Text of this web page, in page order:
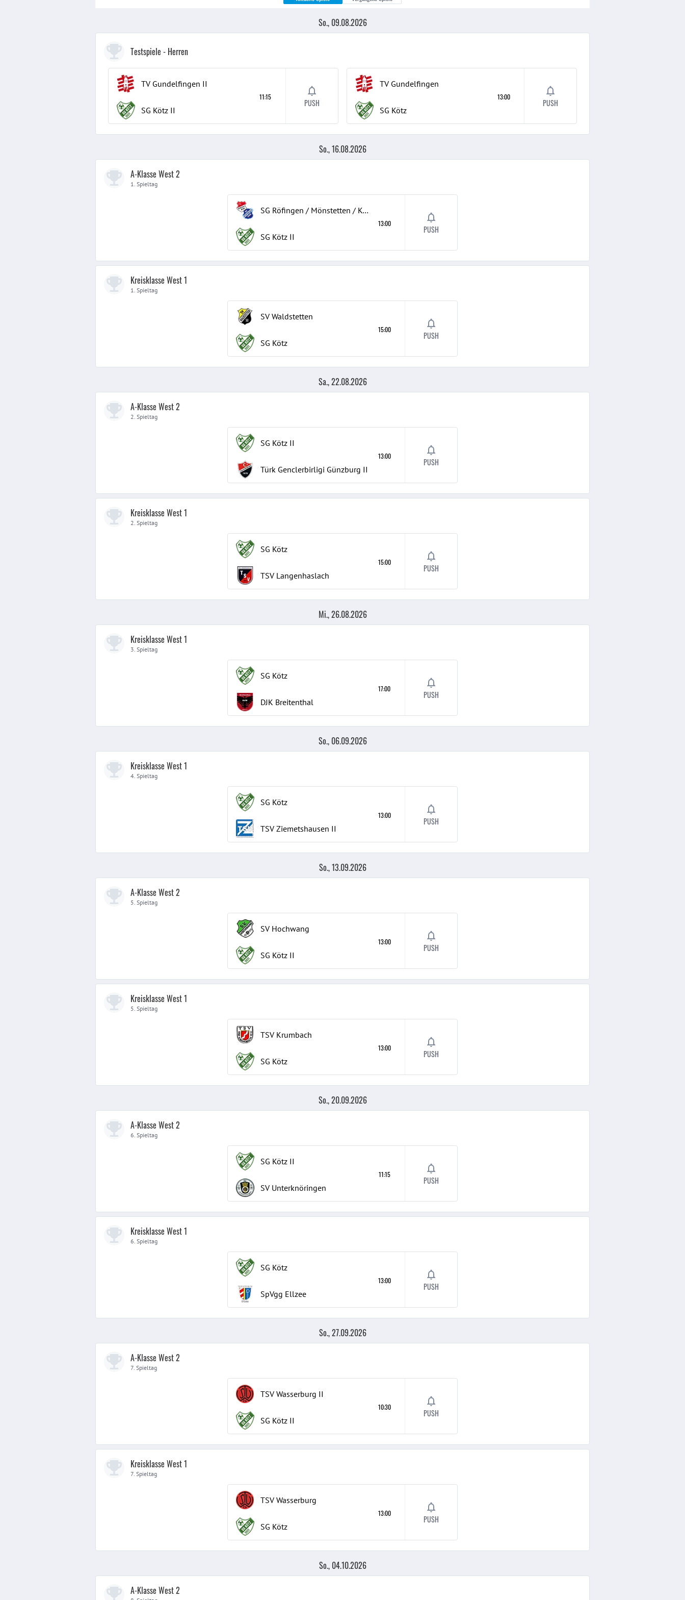
So., 09.08.2026
Testspiele - Herren
TV Gundelfingen II
SG Kötz II
11:15
PUSH
TV Gundelfingen
SG Kötz
13:00
PUSH
So., 16.08.2026
A-Klasse West 2
1. Spieltag
SG Röfingen / Mönstetten / Konzenberg
SG Kötz II
13:00
PUSH
Kreisklasse West 1
1. Spieltag
SV Waldstetten
SG Kötz
15:00
PUSH
Sa., 22.08.2026
A-Klasse West 2
2. Spieltag
SG Kötz II
Türk Genclerbirligi Günzburg II
13:00
PUSH
Kreisklasse West 1
2. Spieltag
SG Kötz
TSV Langenhaslach
15:00
PUSH
Mi., 26.08.2026
Kreisklasse West 1
3. Spieltag
SG Kötz
DJK Breitenthal
17:00
PUSH
So., 06.09.2026
Kreisklasse West 1
4. Spieltag
SG Kötz
TSV Ziemetshausen II
13:00
PUSH
So., 13.09.2026
A-Klasse West 2
5. Spieltag
SV Hochwang
SG Kötz II
13:00
PUSH
Kreisklasse West 1
5. Spieltag
TSV Krumbach
SG Kötz
13:00
PUSH
So., 20.09.2026
A-Klasse West 2
6. Spieltag
SG Kötz II
SV Unterknöringen
11:15
PUSH
Kreisklasse West 1
6. Spieltag
SG Kötz
SpVgg Ellzee
13:00
PUSH
So., 27.09.2026
A-Klasse West 2
7. Spieltag
TSV Wasserburg II
SG Kötz II
10:30
PUSH
Kreisklasse West 1
7. Spieltag
TSV Wasserburg
SG Kötz
13:00
PUSH
So., 04.10.2026
A-Klasse West 2